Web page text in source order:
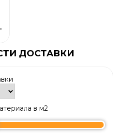
ДОСТАВКИ
в м2